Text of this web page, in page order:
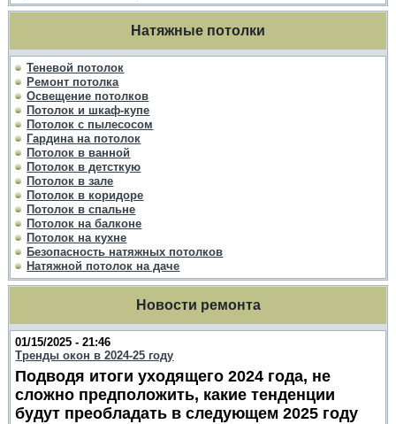
Натяжные потолки
Теневой потолок
Ремонт потолка
Освещение потолков
Потолок и шкаф-купе
Потолок с пылесосом
Гардина на потолок
Потолок в ванной
Потолок в детсткую
Потолок в зале
Потолок в коридоре
Потолок в спальне
Потолок на балконе
Потолок на кухне
Безопасность натяжных потолков
Натяжной потолок на даче
Новости ремонта
01/15/2025 - 21:46
Тренды окон в 2024-25 году
Подводя итоги уходящего 2024 года, не
сложно предположить, какие тенденции
будут преобладать в следующем 2025 году